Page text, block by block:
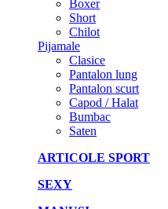
Boxer
Short
Chilot
Pijamale
Clasice
Pantalon lung
Pantalon scurt
Capod / Halat
Bumbac
Saten
ARTICOLE SPORT
SEXY